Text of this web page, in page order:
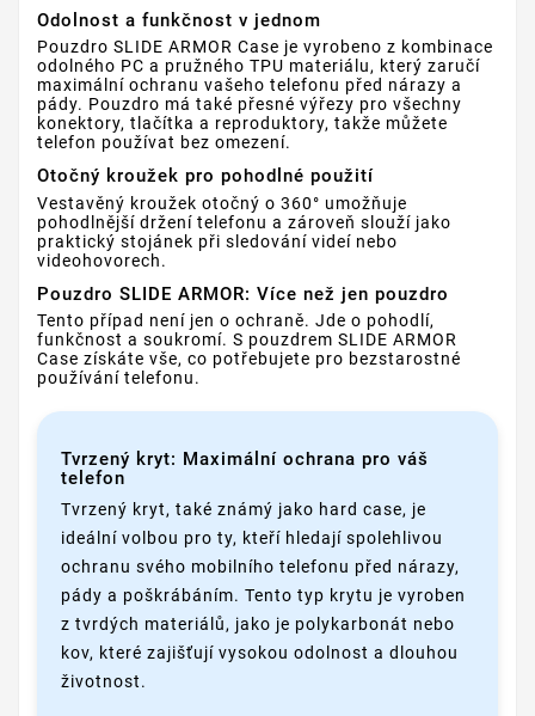
Odolnost a funkčnost v jednom
Pouzdro SLIDE ARMOR Case je vyrobeno z kombinace
odolného PC a pružného TPU materiálu, který zaručí
maximální ochranu vašeho telefonu před nárazy a
pády. Pouzdro má také přesné výřezy pro všechny
konektory, tlačítka a reproduktory, takže můžete
telefon používat bez omezení.
Otočný kroužek pro pohodlné použití
Vestavěný kroužek otočný o 360° umožňuje
pohodlnější držení telefonu a zároveň slouží jako
praktický stojánek při sledování videí nebo
videohovorech.
Pouzdro SLIDE ARMOR: Více než jen pouzdro
Tento případ není jen o ochraně. Jde o pohodlí,
funkčnost a soukromí. S pouzdrem SLIDE ARMOR
Case získáte vše, co potřebujete pro bezstarostné
používání telefonu.
Tvrzený kryt: Maximální ochrana pro váš
telefon
Tvrzený kryt, také známý jako hard case, je
ideální volbou pro ty, kteří hledají spolehlivou
ochranu svého mobilního telefonu před nárazy,
pády a poškrábáním. Tento typ krytu je vyroben
z tvrdých materiálů, jako je polykarbonát nebo
kov, které zajišťují vysokou odolnost a dlouhou
životnost.